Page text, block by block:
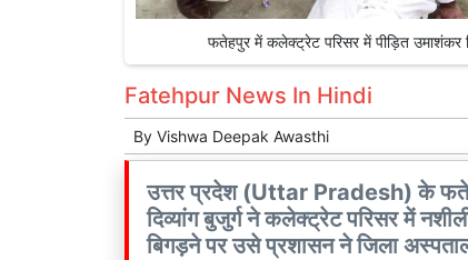
फतेहपुर में कलेक्ट्रेट परिसर में पीड़ित
Fatehpur News In Hindi
By Vishwa Deepak Awasthi
उत्तर प्रदेश (Uttar Pradesh) के
दिव्यांग बुजुर्ग ने कलेक्ट्रेट परिसर में
बिगड़ने पर उसे प्रशासन ने जिला